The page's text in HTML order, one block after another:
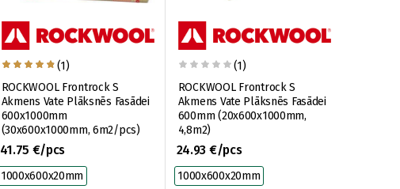
(1)
ROCKWOOL Frontrock S
Akmens Vate Plāksnēs Fasādei
600x1000mm
(30x600x1000mm, 6m2/pcs)
41.75 €/pcs
1000x600x20mm
(1)
ROCKWOOL Frontrock S
Akmens Vate Plāksnēs Fasādei
600mm (20x600x1000mm,
4,8m2)
24.93 €/pcs
1000x600x20mm